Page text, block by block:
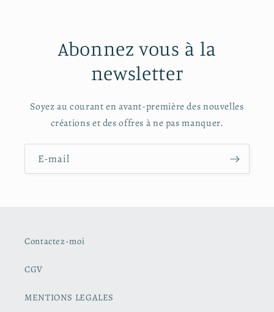
Abonnez vous à la
newsletter
Soyez au courant en avant-première des nouvelles
créations et des offres à ne pas manquer.
E-mail
Contactez-moi
CGV
MENTIONS LEGALES